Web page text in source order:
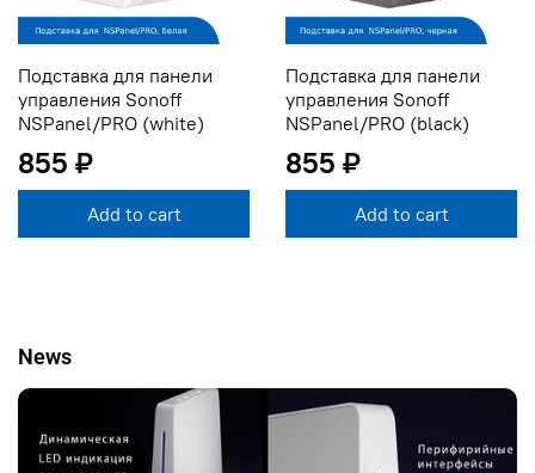
Подставка для панели
управления Sonoff
NSPanel/PRO (white)
855 ₽
Add to cart
Подставка для панели
управления Sonoff
NSPanel/PRO (black)
855 ₽
Add to cart
News